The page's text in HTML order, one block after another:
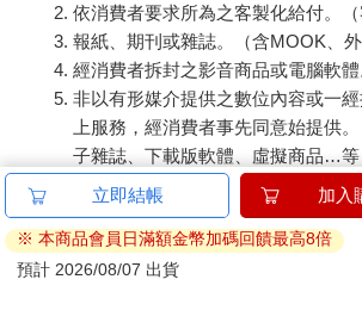
依消費者要求所為之客製化給付。（
報紙、期刊或雜誌。（含MOOK、外
經消費者拆封之影音商品或電腦軟體
非以有形媒介提供之數位內容或一
上服務，經消費者事先同意始提供
子雜誌、下載版軟體、虛擬商品…等
已拆封之個人衛生用品。（如：內
刀…等）
若非上列種類商品，均享有到貨7天的猶
日）。